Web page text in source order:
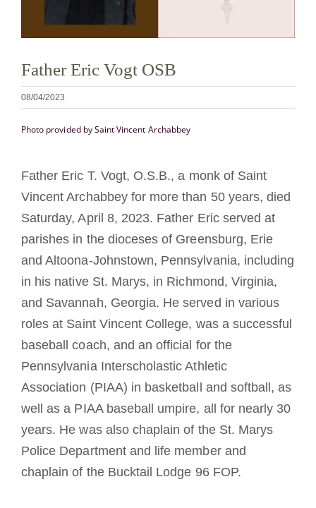
La medalla de San Benito
NEXUS
Father Eric Vogt OSB
08/04/2023
Photo provided by Saint Vincent Archabbey
Father Eric T. Vogt, O.S.B., a monk of Saint
Vincent Archabbey for more than 50 years, died
Saturday, April 8, 2023. Father Eric served at
parishes in the dioceses of Greensburg, Erie
and Altoona-Johnstown, Pennsylvania, including
in his native St. Marys, in Richmond, Virginia,
and Savannah, Georgia. He served in various
roles at Saint Vincent College, was a successful
baseball coach, and an official for the
Pennsylvania Interscholastic Athletic
Association (PIAA) in basketball and softball, as
well as a PIAA baseball umpire, all for nearly 30
years. He was also chaplain of the St. Marys
Police Department and life member and
chaplain of the Bucktail Lodge 96 FOP.